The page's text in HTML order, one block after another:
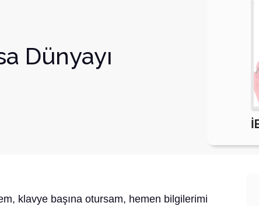
Dünyayı
klavye başına otursam, hemen bilgilerimi